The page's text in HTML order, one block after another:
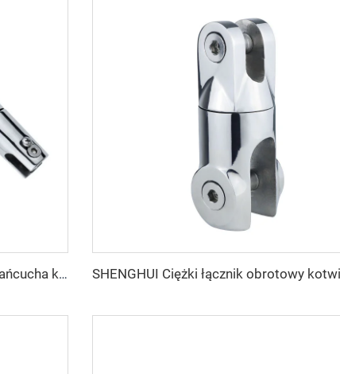
SHENGHUI Długie trójne połączenie łańcucha kotwicznego z nierdzewnej stali 316, akcesorium łodziowe zapewniające siłę i trwałość kotwicy łodzi